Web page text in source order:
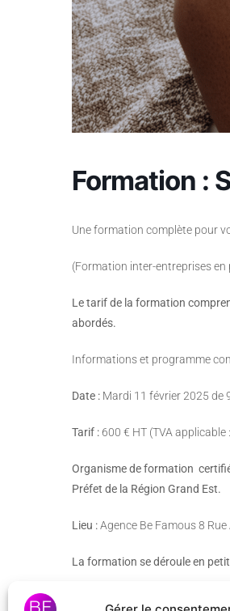
Formation :
Une formation complète pour
(Formation inter-entreprises en
Le tarif de la formation
abordés.
Informations et programme
Date : Mardi 11 février 2025 de
Tarif : 600 € HT (TVA applicable
Organisme de formation
Préfet de la Région Grand Est.
Lieu :Agence Be Famous 8
La formation se déroule en